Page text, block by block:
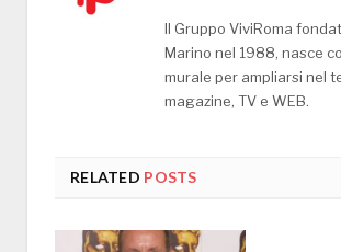
Il Gruppo ViviRoma
Marino nel 1988, nasce
murale per ampliarsi nel
magazine, TV e WEB.
RELATED POSTS